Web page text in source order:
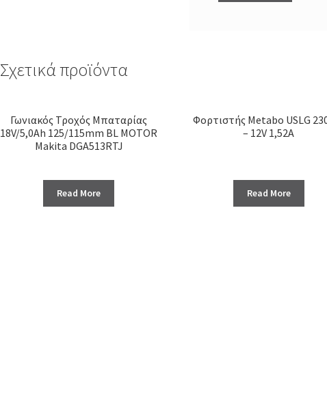
Σχετικά προϊόντα
Γωνιακός Τροχός Μπαταρίας
18V/5,0Ah 125/115mm BL MOTOR
Makita DGA513RTJ
Read More
Φορτιστής Metabo USLG
– 12V 1,52A
Read More